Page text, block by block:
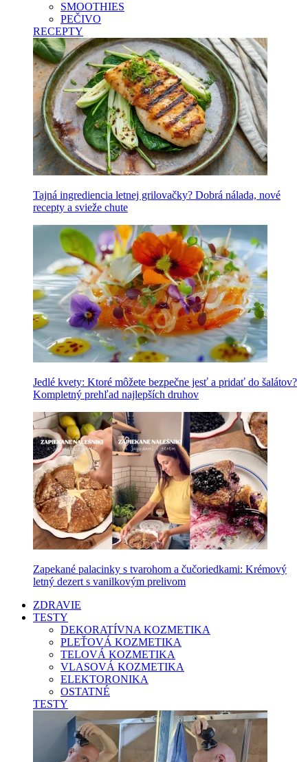
SMOOTHIES
PEČIVO
RECEPTY
Tajná ingrediencia letnej grilovačky? Dobrá nálada, nové
recepty a svieže chute
Jedlé kvety: Ktoré môžete bezpečne jesť a pridať do šalátov?
Kompletný prehľad najlepších druhov
Zapekané palacinky s tvarohom a čučoriedkami: Krémový
letný dezert s vanilkovým prelivom
ZDRAVIE
TESTY
DEKORATÍVNA KOZMETIKA
PLEŤOVÁ KOZMETIKA
TELOVÁ KOZMETIKA
VLASOVÁ KOZMETIKA
ELEKTORONIKA
OSTATNÉ
TESTY